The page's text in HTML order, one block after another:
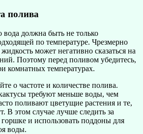
полива
должна быть не только
по температуре. Чрезмерно
может негативно сказаться на
Поэтому перед поливом убедитесь,
комнатных температурах.
о частоте и количестве полива.
требуют меньше воды, чем
поливают цветущие растения и те,
В этом случае лучше следить за
и использовать поддоны для
воды.